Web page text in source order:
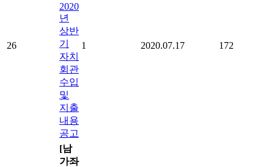
26
2020
년
상반
기
자치
회관
수입
및
지출
내용
공고
1 2020.07.17 172
[남
가좌